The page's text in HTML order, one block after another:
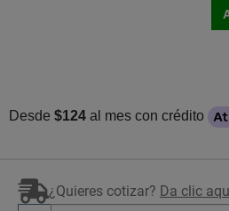
Desde $124 al mes con crédito
¿Quieres cotizar? Da clic